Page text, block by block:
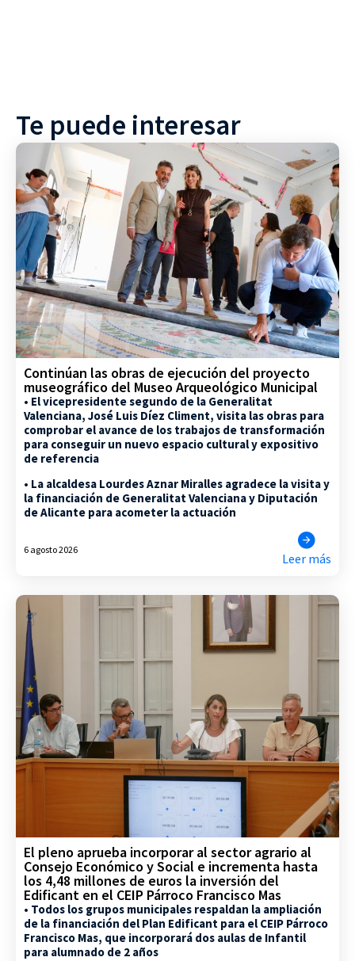
Te puede interesar
Continúan las obras de ejecución del proyecto
museográfico del Museo Arqueológico Municipal
• El vicepresidente segundo de la Generalitat
Valenciana, José Luis Díez Climent, visita las obras para
comprobar el avance de los trabajos de transformación
para conseguir un nuevo espacio cultural y expositivo
de referencia
• La alcaldesa Lourdes Aznar Miralles agradece la visita y
la financiación de Generalitat Valenciana y Diputación
de Alicante para acometer la actuación
6 agosto 2026
Leer más
El pleno aprueba incorporar al sector agrario al
Consejo Económico y Social e incrementa hasta
los 4,48 millones de euros la inversión del
Edificant en el CEIP Párroco Francisco Mas
• Todos los grupos municipales respaldan la ampliación
de la financiación del Plan Edificant para el CEIP Párroco
Francisco Mas, que incorporará dos aulas de Infantil
para alumnado de 2 años